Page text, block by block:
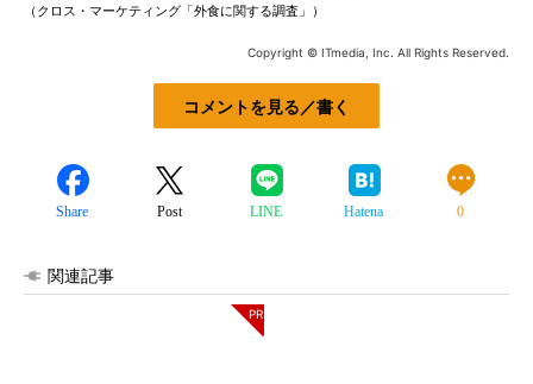
（クロス・マーケティング「外食に関する調査」）
Copyright © ITmedia, Inc. All Rights Reserved.
コメントを見る／書く
Share Post LINE Hatena 0
関連記事